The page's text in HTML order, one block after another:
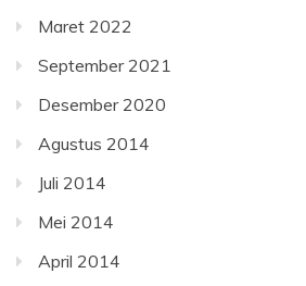
Maret 2022
September 2021
Desember 2020
Agustus 2014
Juli 2014
Mei 2014
April 2014